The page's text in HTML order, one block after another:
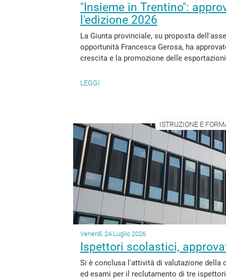
"Insieme in Trentino":
l'edizione 2026
La Giunta provinciale, su proposta
opportunità Francesca Gerosa, ha
crescita e la promozione delle
LEGGI
ISTRUZIONE E
Venerdì, 24 Luglio 2026
Ispettori scolastici,
Si è conclusa l'attività di valutazione
ed esami per il reclutamento di tre